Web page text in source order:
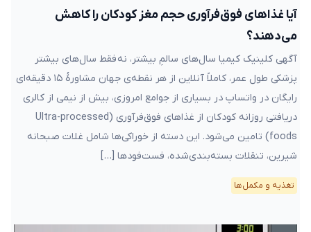
آیا غذاهای فوق‌فرآوری‌ حجم مغز کودکان را کاهش
می‌دهند؟
آگهی کلینیک کیمیا سال‌های سالمِ بیشتر، نه فقط سال‌های بیشتر
پزشکی طول عمر، کاملاً آنلاین از هر نقطه‌ی جهان مشاورهٔ ۱۵ دقیقه‌ای
رایگان در واتساپ در بسیاری از جوامع امروزی، بیش از نیمی از کالری
دریافتی روزانه کودکان از غذاهای فوق‌فرآوری‌ (Ultra-processed
foods) تامین می‌شود. این دسته از خوراکی‌ها شامل غلات صبحانه
شیرین، تنقلات بسته‌بندی‌شده، فست‌فودها […]
تغذیه و مکمل‌ها